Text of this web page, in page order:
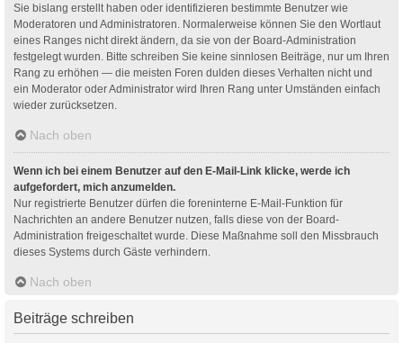
Sie bislang erstellt haben oder identifizieren bestimmte Benutzer wie
Moderatoren und Administratoren. Normalerweise können Sie den Wortlaut
eines Ranges nicht direkt ändern, da sie von der Board-Administration
festgelegt wurden. Bitte schreiben Sie keine sinnlosen Beiträge, nur um Ihren
Rang zu erhöhen — die meisten Foren dulden dieses Verhalten nicht und
ein Moderator oder Administrator wird Ihren Rang unter Umständen einfach
wieder zurücksetzen.
Nach oben
Wenn ich bei einem Benutzer auf den E-Mail-Link klicke, werde ich
aufgefordert, mich anzumelden.
Nur registrierte Benutzer dürfen die foreninterne E-Mail-Funktion für
Nachrichten an andere Benutzer nutzen, falls diese von der Board-
Administration freigeschaltet wurde. Diese Maßnahme soll den Missbrauch
dieses Systems durch Gäste verhindern.
Nach oben
Beiträge schreiben